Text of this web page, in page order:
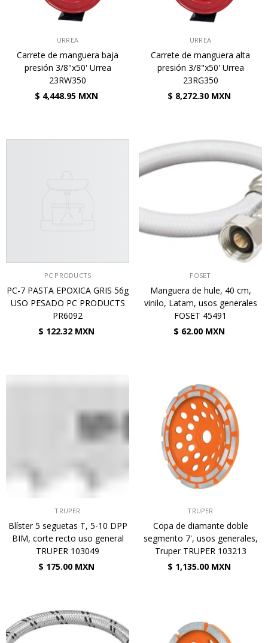
URREA
Carrete de manguera baja
presión 3/8"x50' Urrea
23RW350
$ 4,448.95 MXN
URREA
Carrete de manguera alta
presión 3/8"x50' Urrea
23RG350
$ 8,272.30 MXN
PC PRODUCTS
PC-7 PASTA EPOXICA GRIS 56g
USO PESADO PC PRODUCTS
PR6092
$ 122.32 MXN
FOSET
Manguera de hule, 40 cm,
vinilo, Latam, usos generales
FOSET 45491
$ 62.00 MXN
TRUPER
Blíster 5 seguetas T, 5-10 DPP
BIM, corte recto uso general
TRUPER 103049
$ 175.00 MXN
TRUPER
Copa de diamante doble
segmento 7', usos generales,
Truper TRUPER 103213
$ 1,135.00 MXN